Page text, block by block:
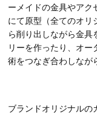
ーメイドの金具やアク
にて原型（全てのオリ
ら削り出しながら金
リーを作ったり、オ
術をつなぎ合わしなが
ブランドオリジナルの